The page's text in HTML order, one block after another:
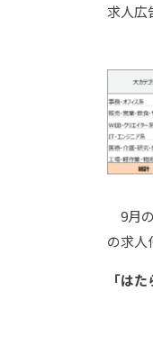
求人広
9月
の求人
「は